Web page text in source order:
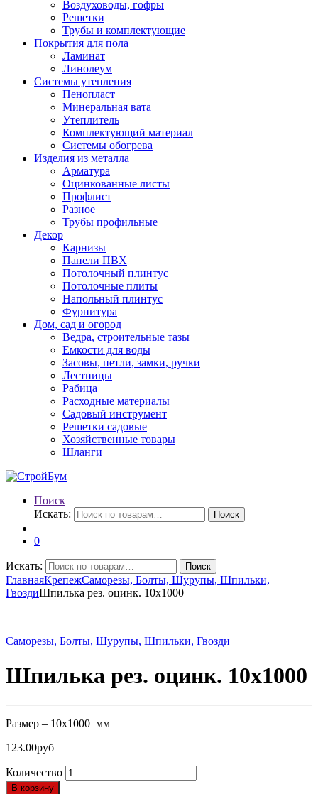
Воздуховоды, гофры
Решетки
Трубы и комплектующие
Покрытия для пола
Ламинат
Линолеум
Системы утепления
Пенопласт
Минеральная вата
Утеплитель
Комплектующий материал
Системы обогрева
Изделия из металла
Арматура
Оцинкованные листы
Профлист
Разное
Трубы профильные
Декор
Карнизы
Панели ПВХ
Потолочный плинтус
Потолочные плиты
Напольный плинтус
Фурнитура
Дом, сад и огород
Ведра, строительные тазы
Емкости для воды
Засовы, петли, замки, ручки
Лестницы
Рабица
Расходные материалы
Садовый инструмент
Решетки садовые
Хозяйственные товары
Шланги
Поиск
Искать:
Поиск
0
Искать: Поиск
ГлавнаяКрепежСаморезы, Болты, Шурупы, Шпильки,
ГвоздиШпилька рез. оцинк. 10х1000
Саморезы, Болты, Шурупы, Шпильки, Гвозди
Шпилька рез. оцинк. 10х1000
Размер – 10х1000 мм
123.00руб
Количество
В корзину